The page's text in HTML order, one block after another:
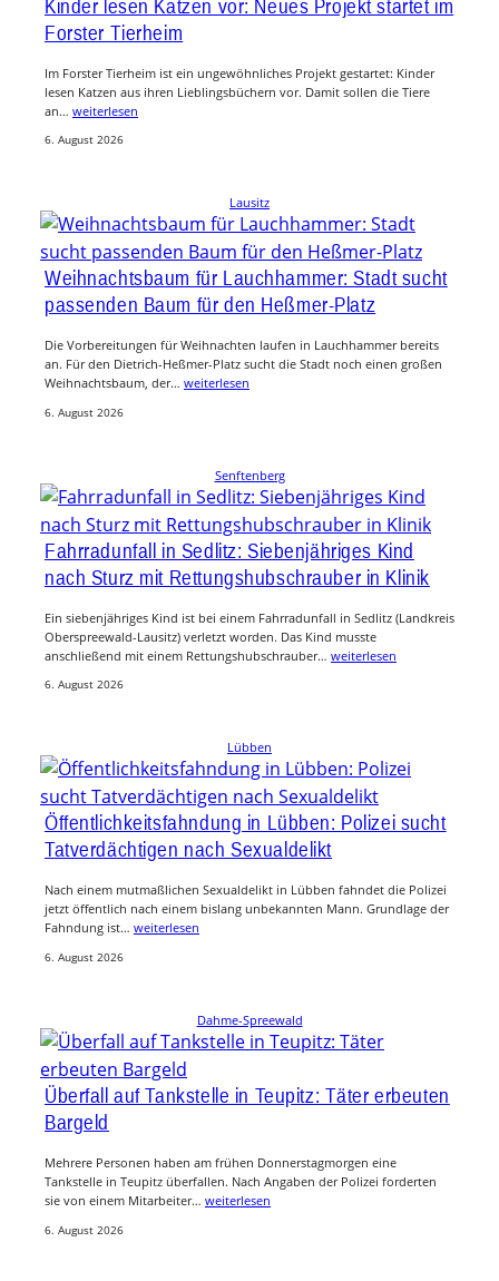
Kinder lesen Katzen vor: Neues Projekt startet im
Forster Tierheim
Im Forster Tierheim ist ein ungewöhnliches Projekt gestartet: Kinder
lesen Katzen aus ihren Lieblingsbüchern vor. Damit sollen die Tiere
an… weiterlesen
6. August 2026
Lausitz
Weihnachtsbaum für Lauchhammer: Stadt sucht
passenden Baum für den Heßmer-Platz
Die Vorbereitungen für Weihnachten laufen in Lauchhammer bereits
an. Für den Dietrich-Heßmer-Platz sucht die Stadt noch einen großen
Weihnachtsbaum, der… weiterlesen
6. August 2026
Senftenberg
Fahrradunfall in Sedlitz: Siebenjähriges Kind
nach Sturz mit Rettungshubschrauber in Klinik
Ein siebenjähriges Kind ist bei einem Fahrradunfall in Sedlitz (Landkreis
Oberspreewald-Lausitz) verletzt worden. Das Kind musste
anschließend mit einem Rettungshubschrauber… weiterlesen
6. August 2026
Lübben
Öffentlichkeitsfahndung in Lübben: Polizei sucht
Tatverdächtigen nach Sexualdelikt
Nach einem mutmaßlichen Sexualdelikt in Lübben fahndet die Polizei
jetzt öffentlich nach einem bislang unbekannten Mann. Grundlage der
Fahndung ist… weiterlesen
6. August 2026
Dahme-Spreewald
Überfall auf Tankstelle in Teupitz: Täter erbeuten
Bargeld
Mehrere Personen haben am frühen Donnerstagmorgen eine
Tankstelle in Teupitz überfallen. Nach Angaben der Polizei forderten
sie von einem Mitarbeiter… weiterlesen
6. August 2026